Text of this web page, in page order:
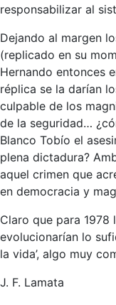
responsabilizar al
Dejando al margen
(replicado en su
Hernando entonces
réplica se la darían
culpable de los
de la seguridad…
Blanco Tobío el
plena dictadura?
aquel crimen que
en democracia y
Claro que para 1978
evolucionarían lo
la vida’, algo muy
J. F. Lamata